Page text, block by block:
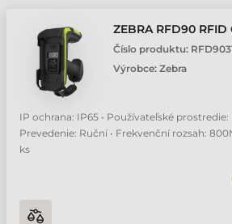
ZEBRA RFD90 RFID
Číslo produktu:
Výrobce: Zebra
IP ochrana: IP65 • Používateľské prostredie:
Prevedenie: Ruční • Frekvenční rozsah:
ks